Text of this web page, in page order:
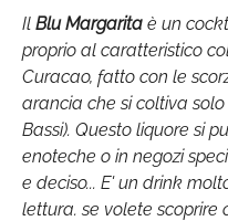
Il Blu Margarita è un
proprio al caratteristico
Curacao, fatto con le
arancia che si coltiva
Bassi). Questo liquore si
enoteche o in negozi
e deciso... E' un drink
lettura. se volete scoprire